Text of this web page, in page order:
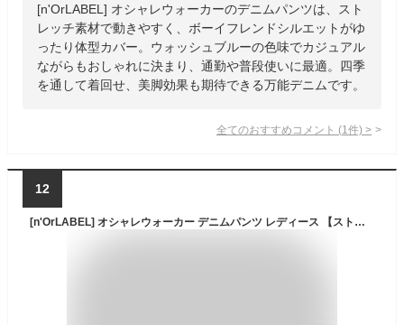
[n'OrLABEL] オシャレウォーカーのデニムパンツは、スト
レッチ素材で動きやすく、ボーイフレンドシルエットがゆ
ったり体型カバー。ウォッシュブルーの色味でカジュアル
ながらもおしゃれに決まり、通勤や普段使いに最適。四季
を通して着回せ、美脚効果も期待できる万能デニムです。
全てのおすすめコメント (1 件) >
12
[n'OrLABEL] オシャレウォーカー デニムパンツ レディース 【ストレッチ ボーイフレンド デニム】ジーンズ ロング ストレッチ デニム 大きいサイズ パンツ 春夏秋冬 美脚 ゆったり 体型カバー カジュアル おしゃれ 通勤 普段着（M,インディゴ）pcn1052